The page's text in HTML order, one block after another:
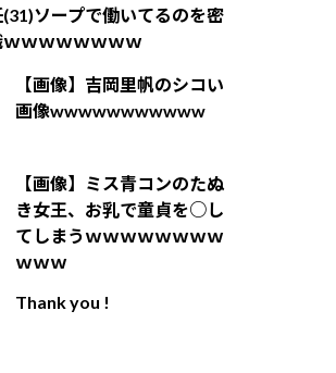
ソープで働いてるのを密
ｗｗｗｗｗｗｗ
【画像】吉岡里帆のシコい
画像wwwwwwwwwww
【画像】ミス青コンのたぬ
き女王、お乳で童貞を○し
てしまうｗｗｗｗｗｗｗｗ
ｗｗｗ
Thank you !